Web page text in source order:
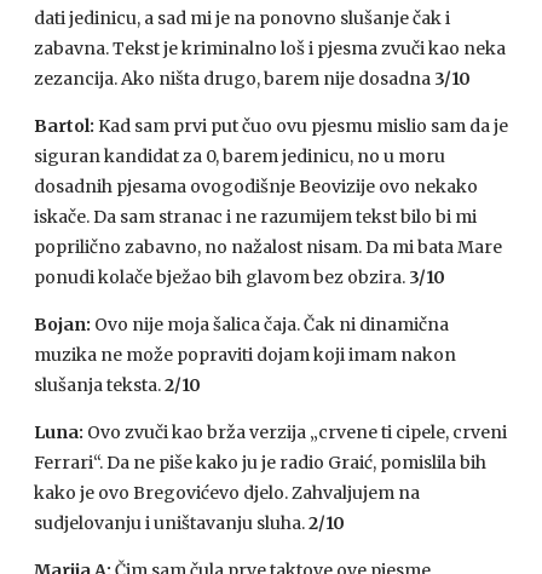
dati jedinicu, a sad mi je na ponovno slušanje čak i
zabavna. Tekst je kriminalno loš i pjesma zvuči kao neka
zezancija. Ako ništa drugo, barem nije dosadna 3/10
Bartol: Kad sam prvi put čuo ovu pjesmu mislio sam da je
siguran kandidat za 0, barem jedinicu, no u moru
dosadnih pjesama ovogodišnje Beovizije ovo nekako
iskače. Da sam stranac i ne razumijem tekst bilo bi mi
poprilično zabavno, no nažalost nisam. Da mi bata Mare
ponudi kolače bježao bih glavom bez obzira. 3/10
Bojan: Ovo nije moja šalica čaja. Čak ni dinamična
muzika ne može popraviti dojam koji imam nakon
slušanja teksta.2/10
Luna: Ovo zvuči kao brža verzija „crvene ti cipele, crveni
Ferrari“. Da ne piše kako ju je radio Graić, pomislila bih
kako je ovo Bregovićevo djelo. Zahvaljujem na
sudjelovanju i uništavanju sluha.2/10